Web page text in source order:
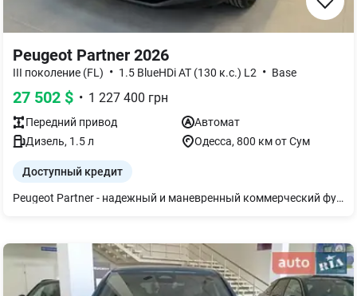
Peugeot Partner 2026
III поколение (FL) • 1.5 BlueHDi АТ (130 к.с.) L2 • Base
27 502 $ • 1 227 400 грн
Передний привод
Автомат
Дизель, 1.5л Одесса, 800 км от Сум
Доступный кредит
Peugeot Partner - надежный и маневренный коммерческий фургон, созданный для работы в городе и за его пределами. Сочетает в себе большую грузоподъемность до 900 кг и объем грузового отделения до 4.4 м, что делает его идеальным для перевозок или бизнес-задач. Автомобиль оснащен современной мультимедийной системой с большим сенсорным экраном, полезными системами помощи водителю и комфортным рабочим местом водителя. Практичный, экономичный и готовый к ежедневным задачам — отличный выбор для предпринимателей и служебных нужд.